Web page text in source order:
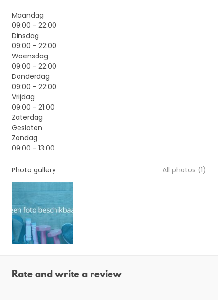
Maandag
09:00 - 22:00
Dinsdag
09:00 - 22:00
Woensdag
09:00 - 22:00
Donderdag
09:00 - 22:00
Vrijdag
09:00 - 21:00
Zaterdag
Gesloten
Zondag
09:00 - 13:00
Photo gallery All photos (1)
Rate and write a review